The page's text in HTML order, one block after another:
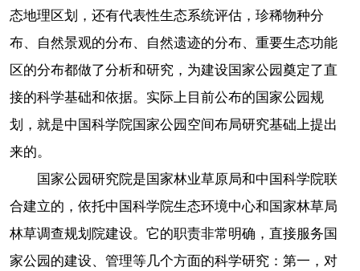
态地理区划，还有代表性生态系统评估，珍稀物种分
布、自然景观的分布、自然遗迹的分布、重要生态功能
区的分布都做了分析和研究，为建设国家公园奠定了直
接的科学基础和依据。实际上目前公布的国家公园规
划，就是中国科学院国家公园空间布局研究基础上提出
来的。
国家公园研究院是国家林业草原局和中国科学院联
合建立的，依托中国科学院生态环境中心和国家林草局
林草调查规划院建设。它的职责非常明确，直接服务国
家公园的建设、管理等几个方面的科学研究：第一，对